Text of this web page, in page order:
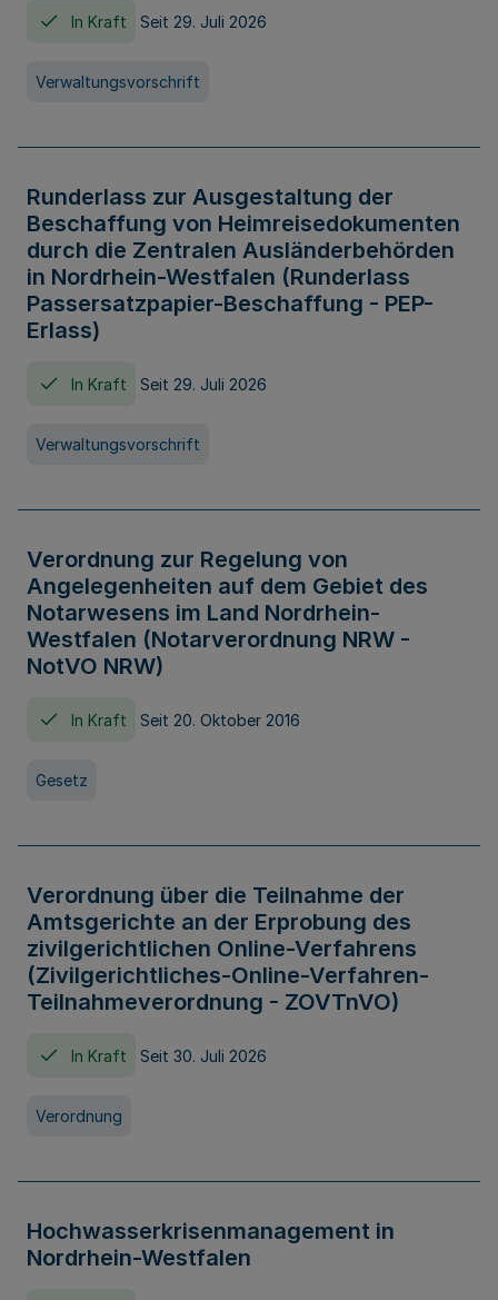
In Kraft Seit 29. Juli 2026
Verwaltungsvorschrift
Runderlass zur Ausgestaltung der
Beschaffung von Heimreisedokumenten
durch die Zentralen Ausländerbehörden
in Nordrhein-Westfalen (Runderlass
Passersatzpapier-Beschaffung - PEP-
Erlass)
In Kraft Seit 29. Juli 2026
Verwaltungsvorschrift
Verordnung zur Regelung von
Angelegenheiten auf dem Gebiet des
Notarwesens im Land Nordrhein-
Westfalen (Notarverordnung NRW -
NotVO NRW)
In Kraft Seit 20. Oktober 2016
Gesetz
Verordnung über die Teilnahme der
Amtsgerichte an der Erprobung des
zivilgerichtlichen Online-Verfahrens
(Zivilgerichtliches-Online-Verfahren-
Teilnahmeverordnung - ZOVTnVO)
In Kraft Seit 30. Juli 2026
Verordnung
Hochwasserkrisenmanagement in
Nordrhein-Westfalen